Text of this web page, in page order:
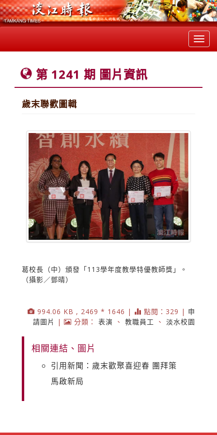
第 1241 期 圖片資訊
歲末聯歡圖輯
葛校長（中）頒發「113學年度教學特優教師獎」。
（攝影／鄧晴）
994.06 KB , 2469 * 1646 | 點閱：329 | 申
請圖片
| 分類： 表演 、 教職員工 、 淡水校園
相關連結、圖片
引用新聞：歲末歡聚喜迎春 團拜策
馬啟新局